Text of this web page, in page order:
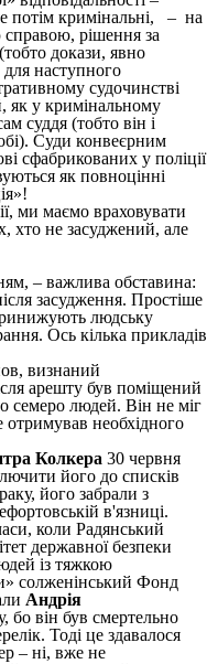
потім кримінальні, – на
справою, рішення за
докази, явно
для наступного
судочинстві
як у кримінальному
суддя (тобто він і
Суди конвеєрним
сфабрикованих у поліції
як повноцінні
ми маємо враховувати
хто не засуджений, але
– важлива обставина:
засудження. Простіше
людську
Ось кілька прикладів
визнаний
арешту був поміщений
семеро людей. Він не міг
необхідного
Колкера 30 червня
його до списків
його забрали з
в'язниці.
коли Радянський
державної безпеки
із тяжкою
солженінський Фонд
Андрія
бо він був смертельно
Тоді це здавалося
– ні, вже не